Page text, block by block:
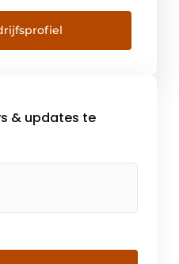
verscheidenheid aan
CV, sanitair,
en koelplafonds.
België voor
& updates te